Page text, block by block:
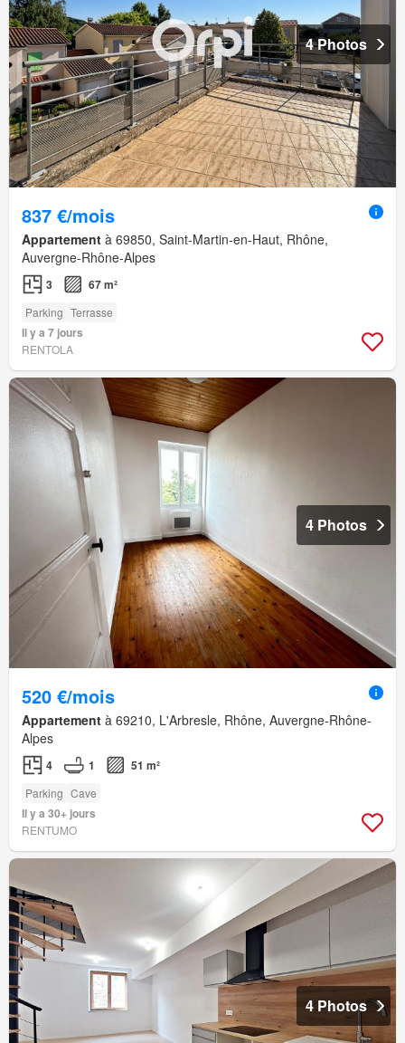
4 Photos
837 €/mois
Appartement à 69850, Saint-Martin-en-Haut, Rhône,
Auvergne-Rhône-Alpes
3 67 m²
Parking Terrasse
Il y a 7 jours
RENTOLA
4 Photos
520 €/mois
Appartement à 69210, L'Arbresle, Rhône, Auvergne-Rhône-
Alpes
4 1 51 m²
Parking Cave
Il y a 30+ jours
RENTUMO
4 Photos